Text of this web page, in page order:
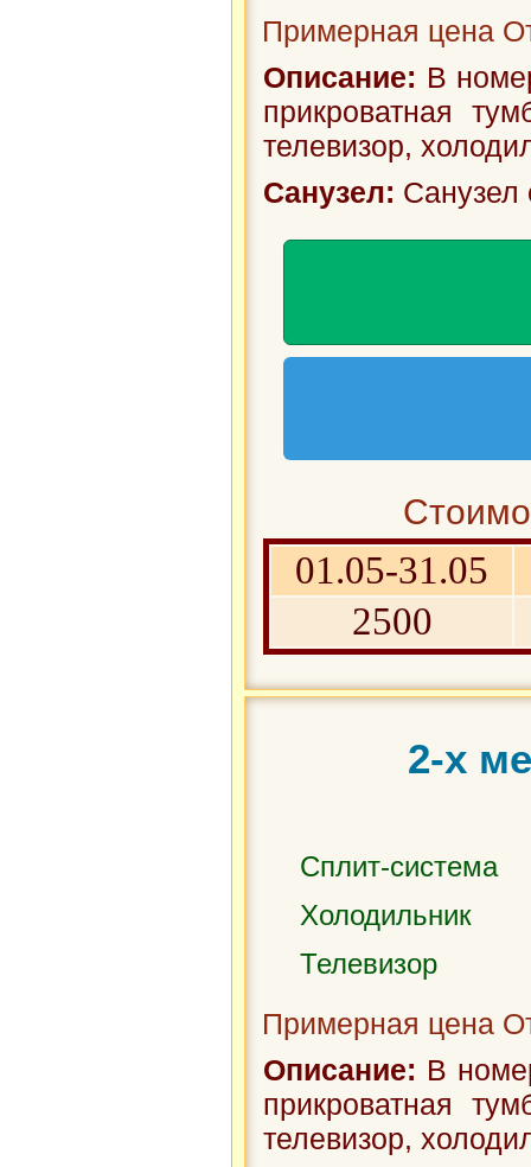
Примерная цена
Описание: В
прикроватная
телевизор,
Санузел:
01.05-31.05
2500
2-х
Сплит-система
Холодильник
Телевизор
Примерная цена
Описание: В
прикроватная
телевизор,